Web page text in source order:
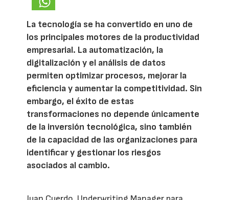
La tecnología se ha convertido en uno de
los principales motores de la productividad
empresarial. La automatización, la
digitalización y el análisis de datos
permiten optimizar procesos, mejorar la
eficiencia y aumentar la competitividad. Sin
embargo, el éxito de estas
transformaciones no depende únicamente
de la inversión tecnológica, sino también
de la capacidad de las organizaciones para
identificar y gestionar los riesgos
asociados al cambio.